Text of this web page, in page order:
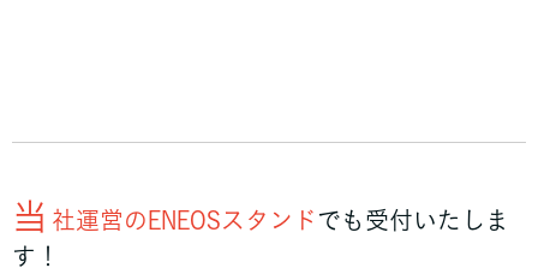
当 社運営のENEOSスタンド でも受付いたしま
す！